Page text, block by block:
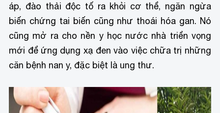
áp, đào thải độc tố ra khỏi cơ thể, ngăn ngừa
biến chứng tai biến cũng như thoái hóa gan. Nó
cũng mở ra cho nền y học nước nhà triển vọng
mới để ứng dụng xạ đen vào việc chữa trị những
căn bệnh nan y, đặc biệt là ung thư.